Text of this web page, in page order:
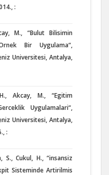
:
M., “Bulut Bilisimin
Bir Uygulama“,
Universitesi, Antalya,
Akcay, M., “Egitim
Uygulamalari“,
Universitesi, Antalya,
:
S., Cukul, H., “insansiz
Sisteminde Artirilmis